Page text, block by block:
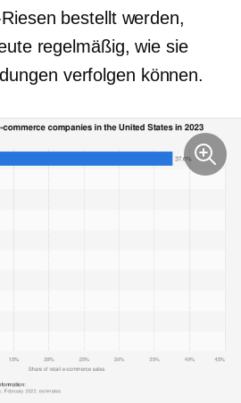
bestellt werden,
regelmäßig, wie sie
verfolgen können.